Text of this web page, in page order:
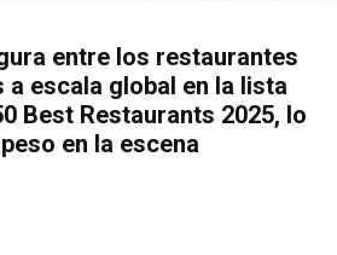
entre los restaurantes
escala global en la lista
Best Restaurants 2025, lo
en la escena